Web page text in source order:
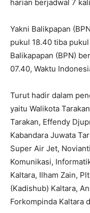
harian berjadwal 7
Yakni Balikpapan
pukul 18.40 tiba
Balikapapan (BPN)
07.40, Waktu
Turut hadir dalam
yaitu Walikota
Tarakan, Effendy
Kabandara Juwata
Super Air Jet,
Komunikasi,
Kaltara, Ilham Zain,
(Kadishub) Kaltara,
Forkompinda Kaltara